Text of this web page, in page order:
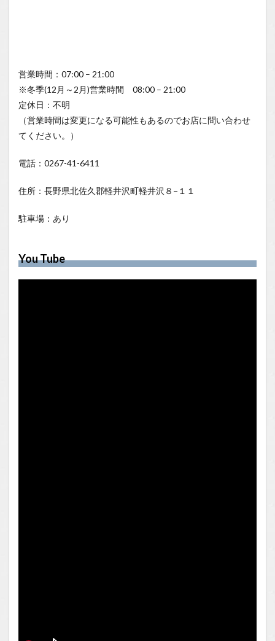
営業時間：07:00 – 21:00
※冬季(12月～2月)営業時間 08:00 – 21:00
定休日：不明
（営業時間は変更になる可能性もあるのでお店に問い合わせ
てください。）
電話：0267-41-6411
住所：長野県北佐久郡軽井沢町軽井沢８−１１
駐車場：あり
You Tube